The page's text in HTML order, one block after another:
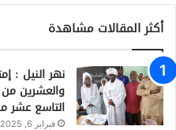
أكثر المقالات مشاهدة
نهر النيل :
والعشرين
التاسع عشر
فبراير 6, 2025